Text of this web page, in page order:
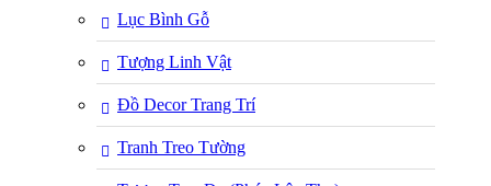
Lục Bình Gỗ
Tượng Linh Vật
Đồ Decor Trang Trí
Tranh Treo Tường